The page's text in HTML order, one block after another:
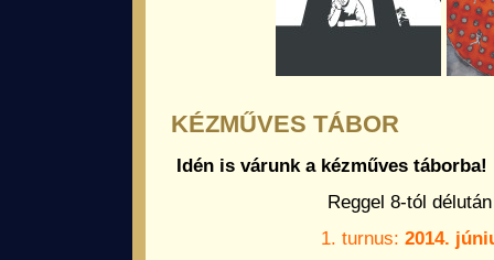
KÉZMŰVES TÁBOR
Idén is várunk a kézműves táborba!
Reggel 8-tól
1. turnus: 2014.